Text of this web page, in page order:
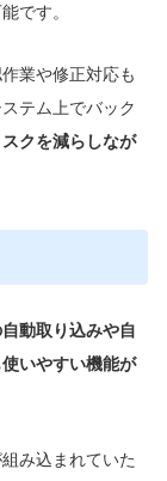
です。
業や修正対応も
テム上でバック
クを減らしなが
動取り込みや自
いやすい機能が
み込まれていた